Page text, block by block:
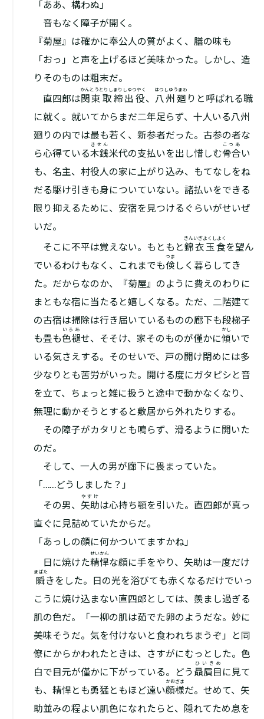
「ああ、構わぬ」
音もなく障子が開く。
『菊屋』は確かに奉公人の質がよく、膳の味も
「おっ」と声を上げるほど美味かった。しかし、造
りそのものは粗末だ。
直四郎は関東取締出役
かんとうとりしまりしゆつやく
、 八州廻
はつしゆうまわ
りと呼ばれる職
に就く。就いてからまだ二年足らず、十人いる八州
廻りの内では最も若く、新参者だった。古参の者な
ら心得ている木銭
きせん
米代の支払いを出し惜しむ骨合
こつあ
い
も、名主、村役人の家に上がり込み、もてなしをね
だる駆け引きも身についていない。諸払いをできる
限り抑えるために、安宿を見つけるぐらいがせいぜ
いだ。
そこに不平は覚えない。もともと錦衣玉食
きんいぎよくしよく
を望ん
でいるわけもなく、これまでも倹
つま
しく暮らしてき
た。だからなのか、『菊屋』のように費えのわりに
まともな宿に当たると嬉しくなる。ただ、二階建て
の古宿は掃除は行き届いているものの廊下も段梯子
も畳も色褪
いろあ
せ、そそけ、家そのものが僅かに傾
かし
いで
いる気さえする。そのせいで、戸の開け閉めには多
少なりとも苦労がいった。開ける度にガタピシと音
を立て、ちょっと雑に扱うと途中で動かなくなり、
無理に動かそうとすると敷居から外れたりする。
その障子がカタリとも鳴らず、滑るように開いた
のだ。
そして、一人の男が廊下に畏まっていた。
「……どうしました？」
その男、 矢助
やすけ
は心持ち顎を引いた。直四郎が真っ
直ぐに見詰めていたからだ。
「あっしの顔に何かついてますかね」
日に焼けた精悍
せいかん
な顔に手をやり、矢助は一度だけ
瞬
まばた
きをした。日の光を浴びても赤くなるだけでいっ
こうに焼け込まない直四郎としては、羨まし過ぎる
肌の色だ。「一柳の肌は茹でた卵のようだな。妙に
美味そうだ。気を付けないと食われちまうぞ」と同
僚にからかわれたときは、さすがにむっとした。色
白で目元が僅かに下がっている。どう 贔屓目
ひいきめ
に見て
も、精悍とも勇猛ともほど遠い顔様
かおざま
だ。せめて、矢
助並みの程よい肌色になれたらと、隠れてため息を